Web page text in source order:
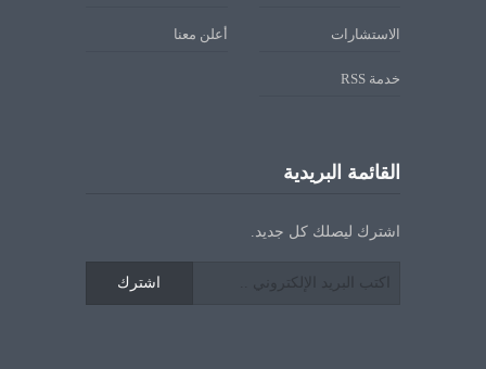
الاستشارات أعلن معنا
خدمة RSS
القائمة البريدية
اشترك ليصلك كل جديد.
اشترك